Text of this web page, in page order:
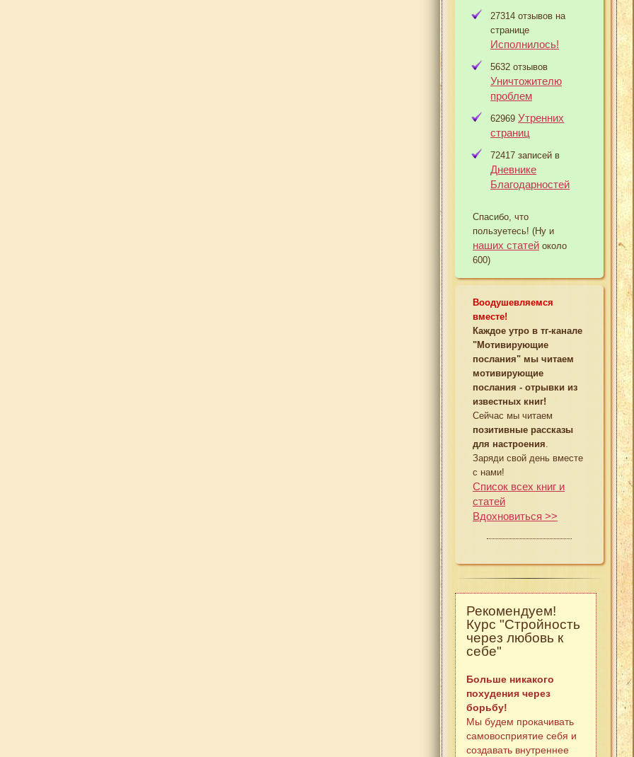
27314 отзывов на
странице
Исполнилось!
5632 отзывов
Уничтожителю
проблем
62969 Утренних
страниц
72417 записей в
Дневнике
Благодарностей
Спасибо, что
пользуетесь! (Ну и
наших статей около
600)
Воодушевляемся
вместе!
Каждое утро в тг-канале
"Мотивирующие
послания" мы читаем
мотивирующие
послания - отрывки из
известных книг!
Сейчас мы читаем
позитивные рассказы
для настроения
Заряди свой день вместе
с нами!
Список всех книг и
статей
Вдохновиться >>
Рекомендуем!
Курс "Стройность
через любовь к
себе"
Больше никакого
похудения через
борьбу!
Мы будем прокачивать
самовосприятие себя и
создавать внутреннее